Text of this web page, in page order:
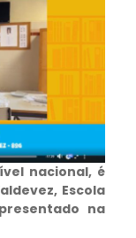
nacional, é
Escola
na